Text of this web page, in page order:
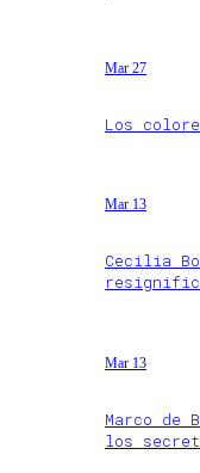
Mar 27
Los
Mar 13
Cecilia
Mar 13
Marco de
los